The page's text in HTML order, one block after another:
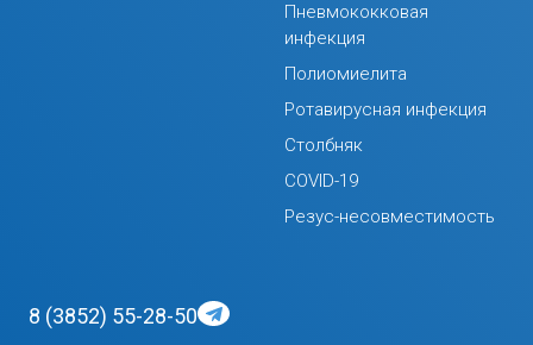
Пневмококковая
инфекция
Полиомиелита
Ротавирусная инфекция
Столбняк
COVID-19
Резус-несовместимость
8 (3852) 55-28-50